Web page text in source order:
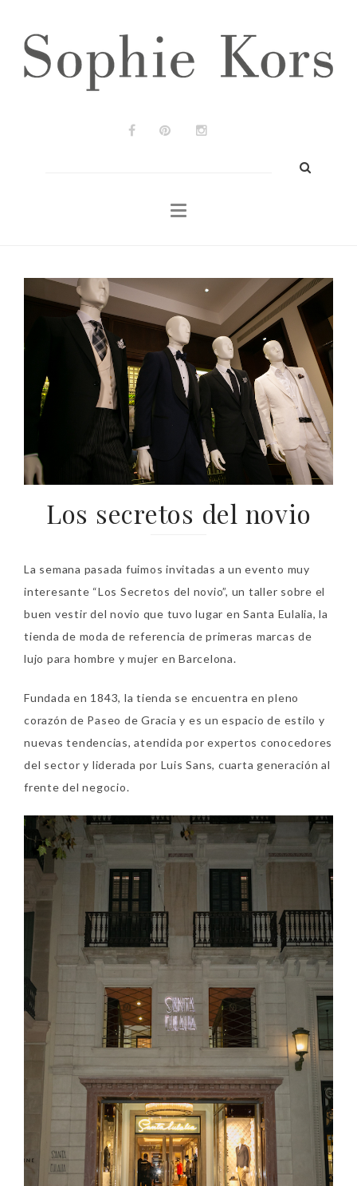
Bodas & Eventos
Los secretos del novio
La semana pasada fuimos invitadas a un evento muy
interesante “Los Secretos del novio”, un taller sobre el
buen vestir del novio que tuvo lugar en Santa Eulalia, la
tienda de moda de referencia de primeras marcas de
lujo para hombre y mujer en Barcelona.
Fundada en 1843, la tienda se encuentra en pleno
corazón de Paseo de Gracia y es un espacio de estilo y
nuevas tendencias, atendida por expertos conocedores
del sector y liderada por Luis Sans, cuarta generación al
frente del negocio.